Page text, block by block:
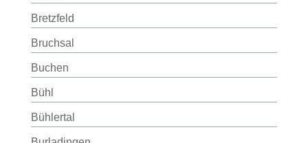
Bretzfeld
Bruchsal
Buchen
Bühl
Bühlertal